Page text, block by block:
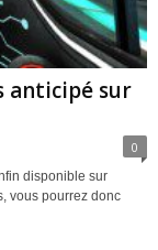
anticipé sur
0
disponible sur
vous pourrez donc